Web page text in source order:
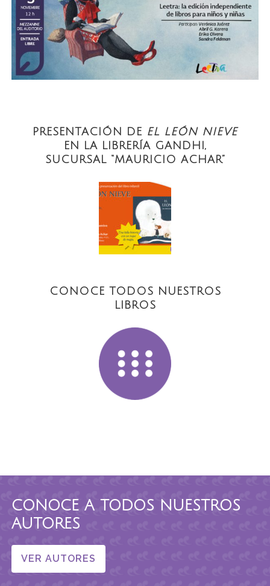
PRESENTACIÓN DE EL LEÓN NIEVE
EN LA LIBRERÍA GANDHI,
SUCURSAL “MAURICIO ACHAR”
CONOCE TODOS NUESTROS
LIBROS
CONOCE A TODOS NUESTROS
AUTORES
VER AUTORES